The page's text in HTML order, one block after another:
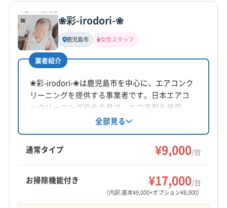
基本情報
代表者名
有元隆治
所在地
鹿児島県鹿児島市
対応地域
いちき串木野市 阿久根市
伊佐市
薩摩川内市 指宿市 鹿児島市
出水市
垂水市
南さつま市
枕崎市
平日9:00〜21:00 土日祝9:00〜20:00
❀彩-irodori-❀
鹿児島市 女性スタッフ
業者紹介
❀彩-irodori-❀は鹿児島市を中心に、エアコンク
リーニングを提供する事業者です。日本エアコ
ンクリーニング協会会員で、エコ洗剤を使用
し、小さなお子様やアレルギー体質の方にも配
慮。女性スタッフが同行可能で、一人暮らしの
女性も安心です。複数台割引や消臭抗菌コート
半額などお得なキャンペーンも実施していま
全部見る
通常タイプ ¥9,000/台
お掃除機能付き ¥17,000/台
（内訳:基本¥9,000+オプション¥8,000）